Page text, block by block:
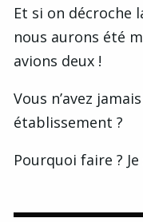
Et si on décroche
nous aurons été
avions deux !
Vous n’avez
établissement ?
Pourquoi faire ?